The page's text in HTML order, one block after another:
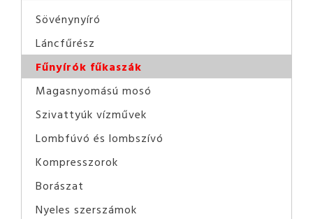
Sövénynyíró
Láncfűrész
Fűnyírók fűkaszák
Magasnyomású mosó
Szivattyúk vízművek
Lombfúvó és lombszívó
Kompresszorok
Borászat
Nyeles szerszámok